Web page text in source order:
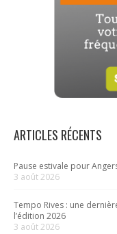
ARTICLES RÉCENTS
Pause estivale pour
3 août 2026
Tempo Rives : une
l’édition 2026
3 août 2026